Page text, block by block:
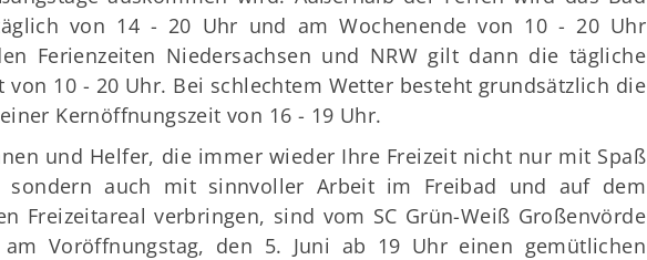
von 14 - 20 Uhr und am Wochenende von 10 - 20 Uhr
Ferienzeiten Niedersachsen und NRW gilt dann die tägliche
von 10 - 20 Uhr. Bei schlechtem Wetter besteht grundsätzlich die
Kernöffnungszeit von 16 - 19 Uhr.
und Helfer, die immer wieder Ihre Freizeit nicht nur mit Spaß
sondern auch mit sinnvoller Arbeit im Freibad und auf dem
Freizeitareal verbringen, sind vom SC Grün-Weiß Großenvörde
am Voröffnungstag, den 5. Juni ab 19 Uhr einen gemütlichen